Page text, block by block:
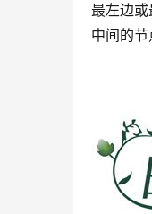
最左边
中间的节